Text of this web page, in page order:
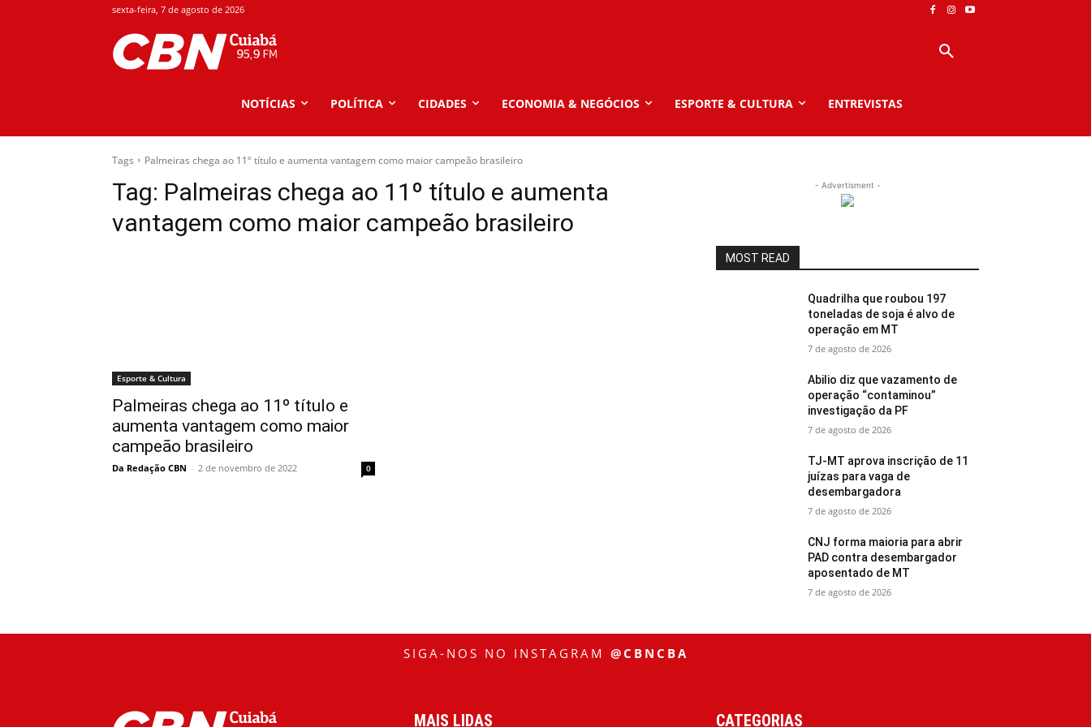
sexta-feira, 7 de agosto de 2026
NOTÍCIAS POLÍTICA CIDADES ECONOMIA & NEGÓCIOS ESPORTE & CULTURA ENTREVISTAS
Tags Palmeiras chega ao 11º título e aumenta vantagem como maior campeão brasileiro
Tag: Palmeiras chega ao 11º título e aumenta
vantagem como maior campeão brasileiro
Esporte & Cultura
Palmeiras chega ao 11º título e
aumenta vantagem como maior
campeão brasileiro
Da Redação CBN - 2 de novembro de 2022 0
- Advertisment -
MOST READ
Quadrilha que roubou 197
toneladas de soja é alvo de
operação em MT
7 de agosto de 2026
Abilio diz que vazamento de
operação “contaminou”
investigação da PF
7 de agosto de 2026
TJ-MT aprova inscrição de 11
juízas para vaga de
desembargadora
7 de agosto de 2026
CNJ forma maioria para abrir
PAD contra desembargador
aposentado de MT
7 de agosto de 2026
SIGA-NOS NO INSTAGRAM @CBNCBA
MAIS LIDAS CATEGORIAS